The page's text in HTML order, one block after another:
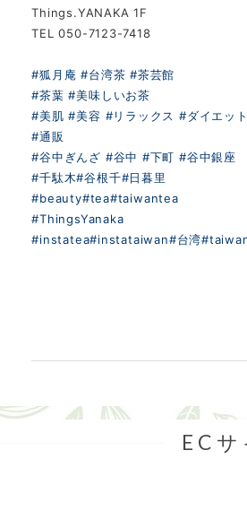
Things.YANAKA 1F
TEL 050-7123-7418
#狐月庵 #台湾茶 #茶芸館
#茶葉 #美味しいお茶
#美肌 #美容 #リラックス #ダイエット
#通販
#谷中ぎんざ #谷中 #下町 #谷中銀座
#千駄木#谷根千#日暮里
#beauty#tea#taiwantea
#ThingsYanaka
#instatea#instataiwan#台湾
EC